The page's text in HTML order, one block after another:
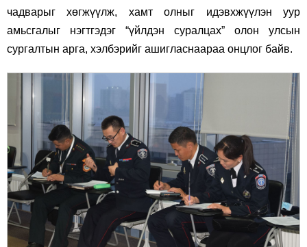
чадварыг хөгжүүлж, хамт олныг идэвхжүүлэн уур
амьсгалыг нэгтгэдэг “үйлдэн суралцах” олон улсын
сургалтын арга, хэлбэрийг ашигласнаараа онцлог байв.